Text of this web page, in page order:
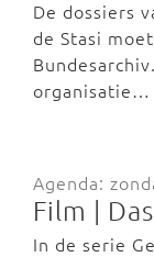
De dossiers
de Stasi
organisatie…
Agenda:
Film |
In de serie